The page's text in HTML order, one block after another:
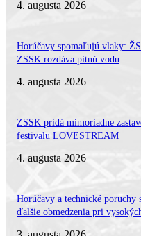
4. augusta 2026
Horúčavy spomaľujú vlaky:
ZSSK rozdáva pitnú vodu
4. augusta 2026
ZSSK pridá mimoriadne
festivalu LOVESTREAM
4. augusta 2026
Horúčavy a technické poruchy
ďalšie obmedzenia pri